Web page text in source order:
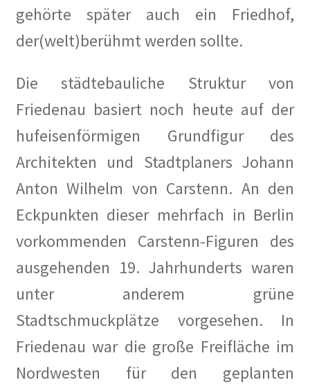
Bewohner/innen
Buchempfehlungen
Calendar
Damals war’s …
Rheinischen Viertel
Arthur Koestler
Berlin im Film der Zwanziger Jahre
Berliner Dampfstraßenbahn-Konsortium
gehörte später auch ein Friedhof,
der(welt)berühmt werden sollte.
Die städtebauliche Struktur von
Friedenau basiert noch heute auf der
hufeisenförmigen Grundfigur des
Architekten und Stadtplaners Johann
Anton Wilhelm von Carstenn. An den
Eckpunkten dieser mehrfach in Berlin
vorkommenden Carstenn-Figuren des
ausgehenden 19. Jahrhunderts waren
unter anderem grüne
Stadtschmuckplätze vorgesehen. In
Friedenau war die große Freifläche im
Nordwesten für den geplanten